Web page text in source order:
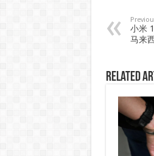
小米
马来
Related